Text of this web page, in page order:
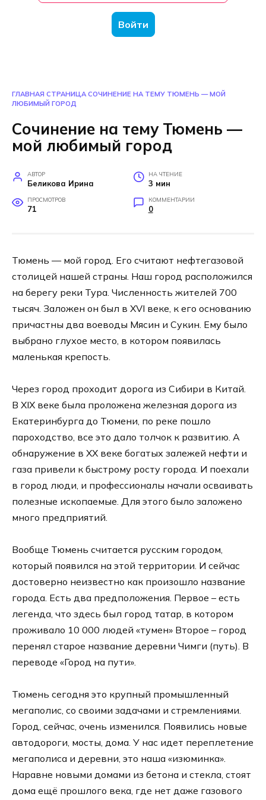
Войти
ГЛАВНАЯ СТРАНИЦА СОЧИНЕНИЕ НА ТЕМУ ТЮМЕНЬ — МОЙ
ЛЮБИМЫЙ ГОРОД
Сочинение на тему Тюмень —
мой любимый город
АВТОР
Беликова Ирина
НА ЧТЕНИЕ
3 мин
ПРОСМОТРОВ
71
КОММЕНТАРИИ
0
Тюмень — мой город. Его считают нефтегазовой
столицей нашей страны. Наш город расположился
на берегу реки Тура. Численность жителей 700
тысяч. Заложен он был в XVI веке, к его основанию
причастны два воеводы Мясин и Сукин. Ему было
выбрано глухое место, в котором появилась
маленькая крепость.
Через город проходит дорога из Сибири в Китай.
В XIX веке была проложена железная дорога из
Екатеринбурга до Тюмени, по реке пошло
пароходство, все это дало толчок к развитию. А
обнаружение в XX веке богатых залежей нефти и
газа привели к быстрому росту города. И поехали
в город люди, и профессионалы начали осваивать
полезные ископаемые. Для этого было заложено
много предприятий.
Вообще Тюмень считается русским городом,
который появился на этой территории. И сейчас
достоверно неизвестно как произошло название
города. Есть два предположения. Первое – есть
легенда, что здесь был город татар, в котором
проживало 10 000 людей «тумен» Второе – город
перенял старое название деревни Чимги (путь). В
переводе «Город на пути».
Тюмень сегодня это крупный промышленный
мегаполис, со своими задачами и стремлениями.
Город, сейчас, очень изменился. Появились новые
автодороги, мосты, дома. У нас идет переплетение
мегаполиса и деревни, это наша «изюминка».
Наравне новыми домами из бетона и стекла, стоят
дома ещё прошлого века, где нет даже газового